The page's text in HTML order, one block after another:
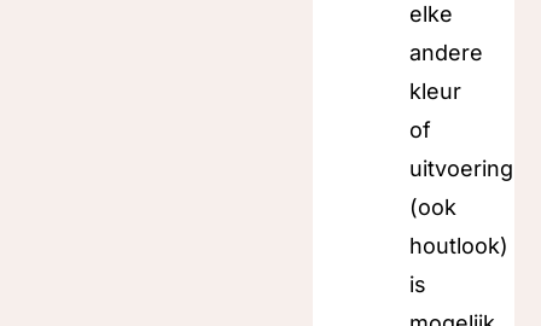
elke
andere
kleur
of
uitvoering
(ook
houtlook)
is